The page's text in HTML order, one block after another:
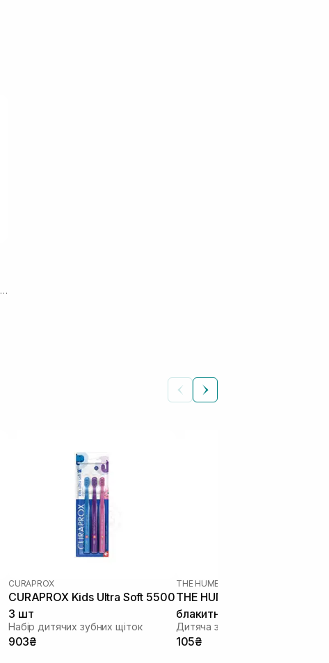
Насадки для електричної зубної щітки
CURAPROX
CURAPROX Kids Ultra Soft 5500
3 шт
Набір дитячих зубних щіток
903₴
THE HUMBLE CO
THE HUMBLE CO
блакитна
Дитяча зубна щітка
105₴